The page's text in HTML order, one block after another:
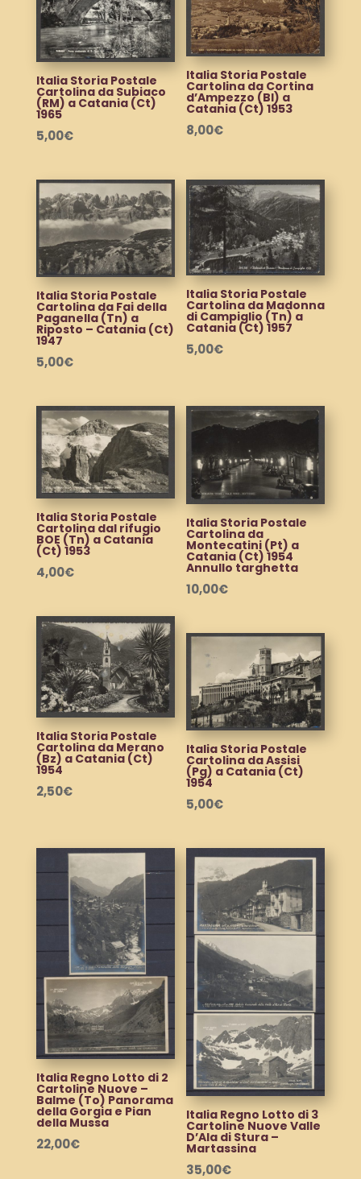
Italia Storia Postale
Cartolina da Subiaco
(RM) a Catania (Ct)
1965
5,00€
Italia Storia Postale
Cartolina da Cortina
d’Ampezzo (Bl) a
Catania (Ct) 1953
8,00€
Italia Storia Postale
Cartolina da Fai della
Paganella (Tn) a
Riposto – Catania (Ct)
1947
5,00€
Italia Storia Postale
Cartolina da Madonna
di Campiglio (Tn) a
Catania (Ct) 1957
5,00€
Italia Storia Postale
Cartolina dal rifugio
BOE (Tn) a Catania
(Ct) 1953
4,00€
Italia Storia Postale
Cartolina da
Montecatini (Pt) a
Catania (Ct) 1954
Annullo targhetta
10,00€
Italia Storia Postale
Cartolina da Merano
(Bz) a Catania (Ct)
1954
2,50€
Italia Storia Postale
Cartolina da Assisi
(Pg) a Catania (Ct)
1954
5,00€
Italia Regno Lotto di 2
Cartoline Nuove –
Balme (To) Panorama
della Gorgia e Pian
della Mussa
22,00€
Italia Regno Lotto di 3
Cartoline Nuove Valle
D’Ala di Stura –
Martassina
35,00€